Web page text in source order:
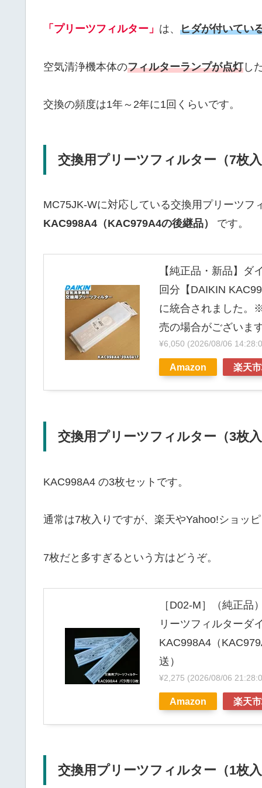
「プリーツフィルター」 は、 ヒダが付いてい
空気清浄機本体のフィルターランプが点灯し
交換の頻度は1年～2年に1回くらいです。
交換用プリーツフィルター（7枚
MC75JK-Wに対応している交換用プリーツフ
KAC998A4（KAC979A4の後継品）
です。
【純正品・新品】
回分【DAIKIN
に統合されました。
売の場合がございま
¥6,050 (2026/08/06
Amazon 楽天
交換用プリーツフィルター（3枚
KAC998A4 の3枚セットです。
通常は7枚入りですが、楽天やYahoo!ショッ
7枚だと多すぎるという方はどうぞ。
［D02-M］（純正
リーツフィルター
KAC998A4（
送）
¥2,275 (2026/08/06
Amazon 楽天
交換用プリーツフィルター（1枚